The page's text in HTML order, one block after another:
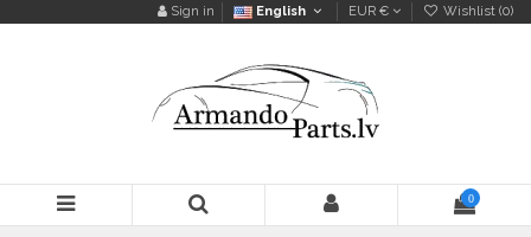
Sign in English EUR € Wishlist (0)
0